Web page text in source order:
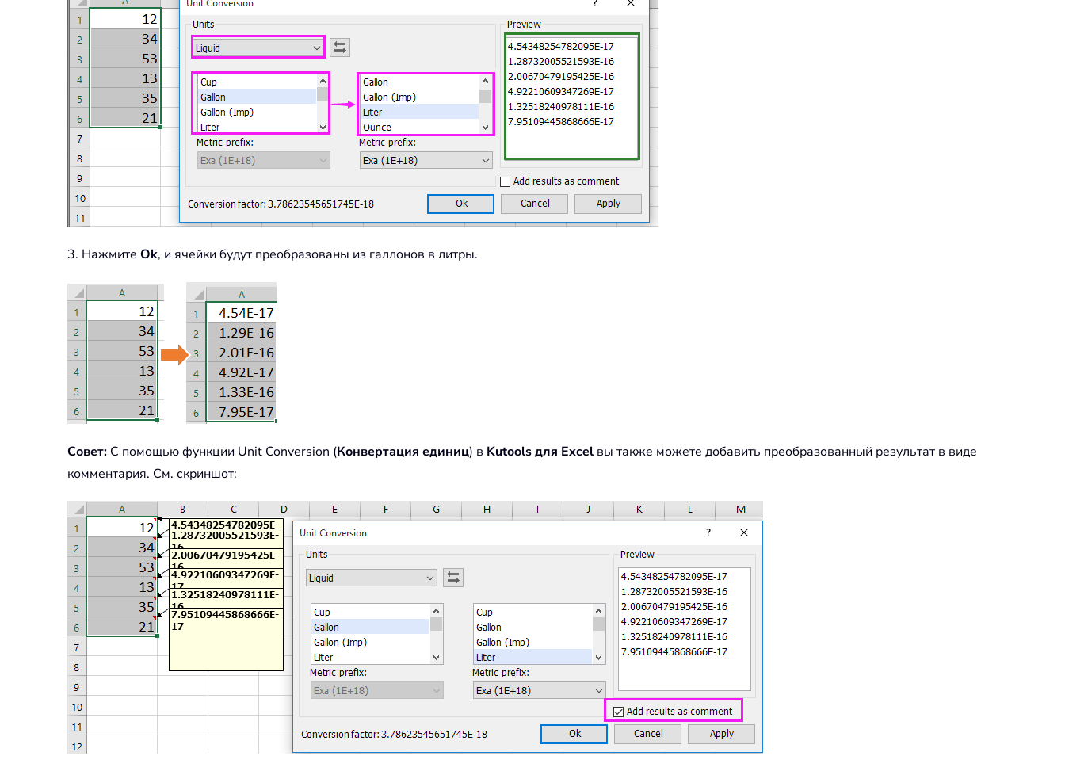
3. Нажмите Ok, и ячейки будут преобразованы из галлонов в литры.
Совет: С помощью функции Unit Conversion (Конвертация единиц) в Kutools для Excel вы также можете добавить преобразованный результат в виде
комментария. См. скриншот: